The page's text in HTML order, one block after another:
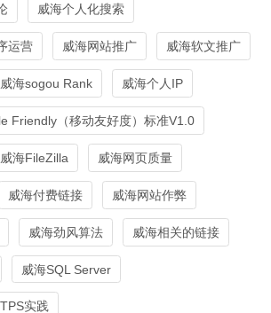
威海个人化搜索
运营 威海网站推广 威海软文推广
威海sogou Rank 威海个人IP
Friendly（移动友好度）标准V1.0
威海FileZilla 威海网页质量
威海付费链接 威海网站作弊
威海劲风算法 威海相关的链接
威海SQL Server
实践